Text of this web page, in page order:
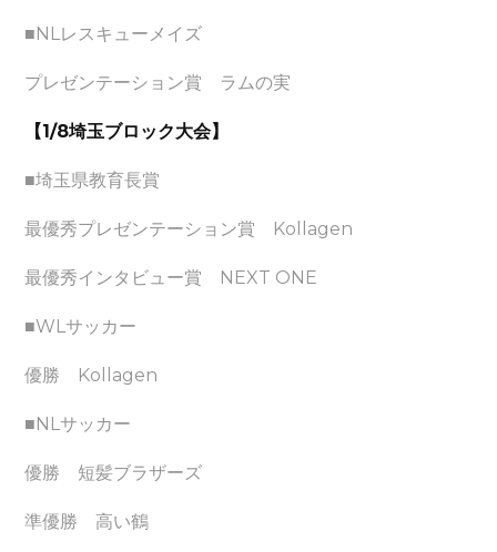
■NLレスキューメイズ
プレゼンテーション賞 ラムの実
【1/8埼玉ブロック大会】
■埼玉県教育長賞
最優秀プレゼンテーション賞 Kollagen
最優秀インタビュー賞 NEXT ONE
■WLサッカー
優勝 Kollagen
■NLサッカー
優勝 短髪ブラザーズ
準優勝 高い鶴